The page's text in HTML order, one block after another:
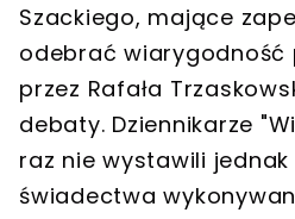
Szackiego, mające
odebrać wiarygodność
przez Rafała
debaty. Dziennikarze
raz nie wystawili
świadectwa